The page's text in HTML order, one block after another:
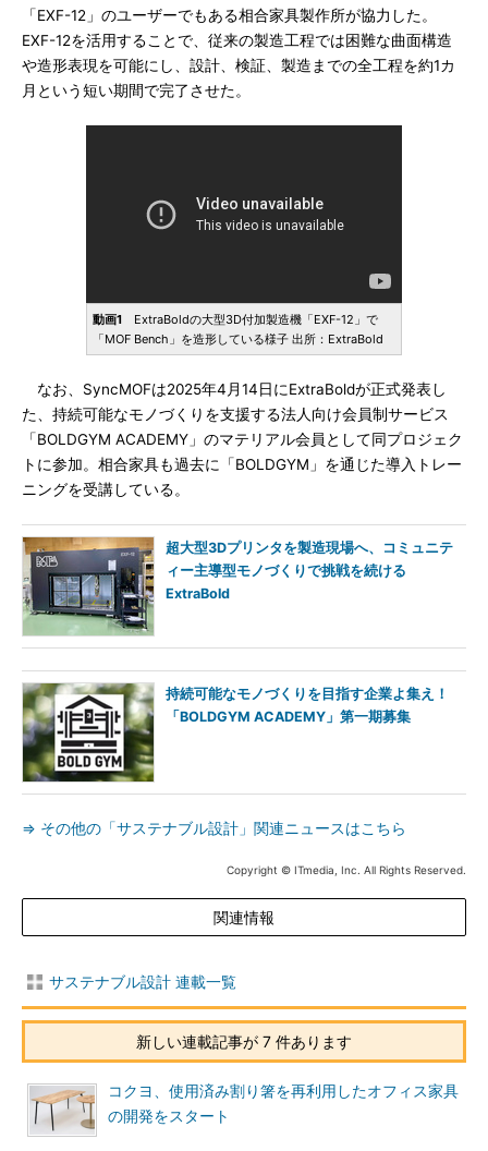
「EXF-12」のユーザーでもある相合家具製作所が協力した。
EXF-12を活用することで、従来の製造工程では困難な曲面構造
や造形表現を可能にし、設計、検証、製造までの全工程を約1カ
月という短い期間で完了させた。
動画1 ExtraBoldの大型3D付加製造機「EXF-12」で
「MOF Bench」を造形している様子 出所：ExtraBold
なお、SyncMOFは2025年4月14日にExtraBoldが正式発表し
た、持続可能なモノづくりを支援する法人向け会員制サービス
「BOLDGYM ACADEMY」のマテリアル会員として同プロジェク
トに参加。相合家具も過去に「BOLDGYM」を通じた導入トレー
ニングを受講している。
超大型3Dプリンタを製造現場へ、コミュニテ
ィー主導型モノづくりで挑戦を続ける
ExtraBold
持続可能なモノづくりを目指す企業よ集え！
「BOLDGYM ACADEMY」第一期募集
⇒ その他の「サステナブル設計」関連ニュースはこちら
Copyright © ITmedia, Inc. All Rights Reserved.
関連情報
サステナブル設計 連載一覧
新しい連載記事が 7 件あります
コクヨ、使用済み割り箸を再利用したオフィス家具
の開発をスタート